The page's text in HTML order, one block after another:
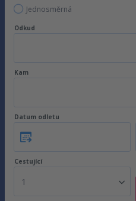
Jednosměrná
Odkud
Kam
Datum odletu
Cestující
1